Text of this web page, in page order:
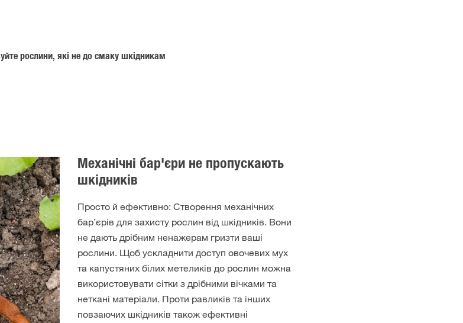
рослини, які не до смаку шкідникам
Механічні бар'єри не пропускають
шкідників
Просто й ефективно: Створення механічних
бар’єрів для захисту рослин від шкідників. Вони
не дають дрібним ненажерам гризти ваші
рослини. Щоб ускладнити доступ овочевих мух
та капустяних білих метеликів до рослин можна
використовувати сітки з дрібними вічками та
неткані матеріали. Проти равликів та інших
повзаючих шкідників також ефективні